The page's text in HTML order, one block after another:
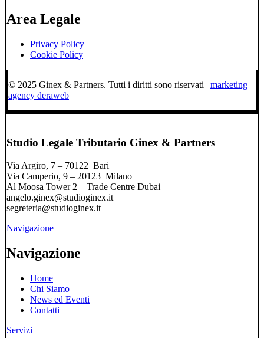
Area Legale
Privacy Policy
Cookie Policy
© 2025 Ginex & Partners. Tutti i diritti sono riservati | marketing
agency deraweb
Studio Legale Tributario Ginex & Partners
Via Argiro, 7 – 70122 Bari
Via Camperio, 9 – 20123 Milano
Al Moosa Tower 2 – Trade Centre Dubai
angelo.ginex@studioginex.it
segreteria@studioginex.it
Navigazione
Navigazione
Home
Chi Siamo
News ed Eventi
Contatti
Servizi